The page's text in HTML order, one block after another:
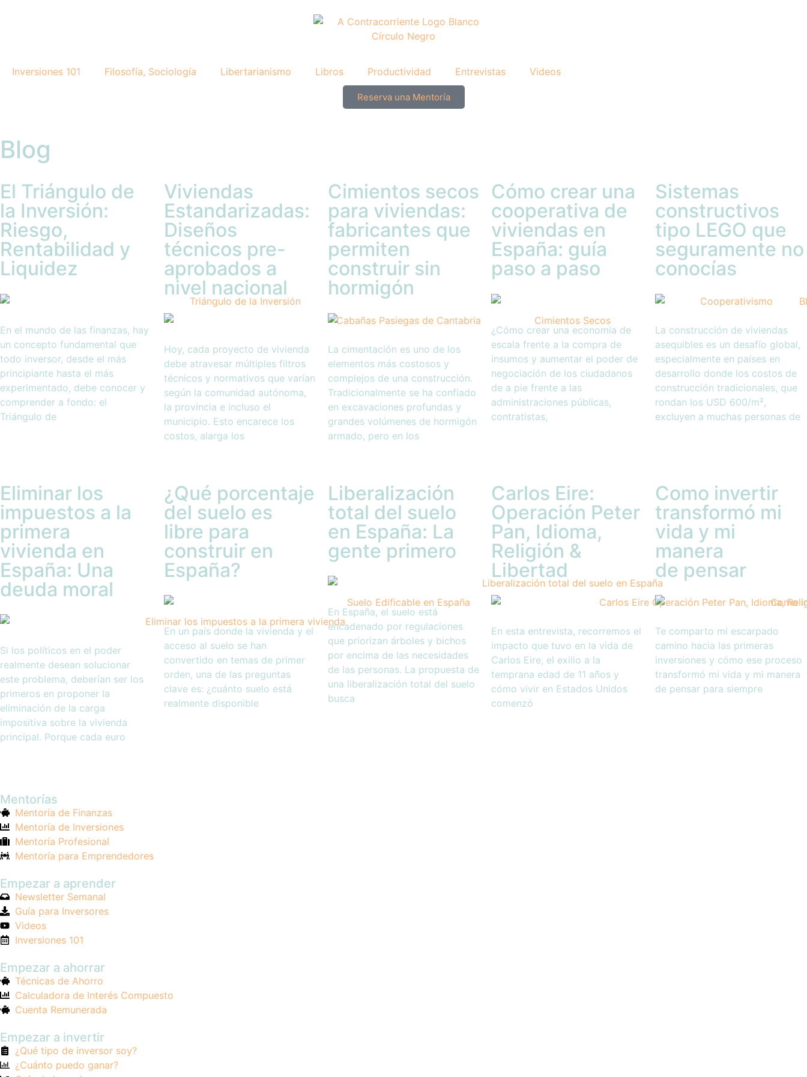
Inversiones 101 Filosofía, Sociología Libertarianismo Libros Productividad Entrevistas Videos
Reserva una Mentoría
Blog
El Triángulo de
la Inversión:
Riesgo,
Rentabilidad y
Liquidez
En el mundo de las finanzas, hay
un concepto fundamental que
todo inversor, desde el más
principiante hasta el más
experimentado, debe conocer y
comprender a fondo: el
Triángulo de
Viviendas
Estandarizadas:
Diseños
técnicos pre-
aprobados a
nivel nacional
Hoy, cada proyecto de vivienda
debe atravesar múltiples filtros
técnicos y normativos que varían
según la comunidad autónoma,
la provincia e incluso el
municipio. Esto encarece los
costos, alarga los
Cimientos secos
para viviendas:
fabricantes que
permiten
construir sin
hormigón
La cimentación es uno de los
elementos más costosos y
complejos de una construcción.
Tradicionalmente se ha confiado
en excavaciones profundas y
grandes volúmenes de hormigón
armado, pero en los
Cómo crear una
cooperativa de
viviendas en
España: guía
paso a paso
¿Cómo crear una economía de
escala frente a la compra de
insumos y aumentar el poder de
negociación de los ciudadanos
de a pie frente a las
administraciones públicas,
contratistas,
Sistemas
constructivos
tipo LEGO que
seguramente no
conocías
La construcción de viviendas
asequibles es un desafío global,
especialmente en países en
desarrollo donde los costos de
construcción tradicionales, que
rondan los USD 600/m²,
excluyen a muchas personas de
Eliminar los
impuestos a la
primera
vivienda en
España: Una
deuda moral
Si los políticos en el poder
realmente desean solucionar
este problema, deberían ser los
primeros en proponer la
eliminación de la carga
impositiva sobre la vivienda
principal. Porque cada euro
¿Qué porcentaje
del suelo es
libre para
construir en
España?
En un país donde la vivienda y el
acceso al suelo se han
convertido en temas de primer
orden, una de las preguntas
clave es: ¿cuánto suelo está
realmente disponible
Liberalización
total del suelo
en España: La
gente primero
En España, el suelo está
encadenado por regulaciones
que priorizan árboles y bichos
por encima de las necesidades
de las personas. La propuesta de
una liberalización total del suelo
busca
Carlos Eire:
Operación Peter
Pan, Idioma,
Religión &
Libertad
En esta entrevista, recorremos el
impacto que tuvo en la vida de
Carlos Eire, el exilio a la
temprana edad de 11 años y
cómo vivir en Estados Unidos
comenzó
Como invertir
transformó mi
vida y mi
manera
de pensar
Te comparto mi escarpado
camino hacia las primeras
inversiones y cómo ese proceso
transformó mi vida y mi manera
de pensar para siempre
Mentorías
Mentoría de Finanzas
Mentoría de Inversiones
Mentoría Profesional
Mentoría para Emprendedores
Empezar a aprender
Newsletter Semanal
Guía para Inversores
Videos
Inversiones 101
Empezar a ahorrar
Técnicas de Ahorro
Calculadora de Interés Compuesto
Cuenta Remunerada
Empezar a invertir
¿Qué tipo de inversor soy?
¿Cuánto puedo ganar?